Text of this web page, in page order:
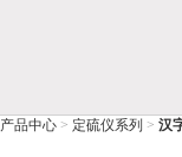
仪器仪表有限公司
产品中心 > 定硫仪系列 > 汉